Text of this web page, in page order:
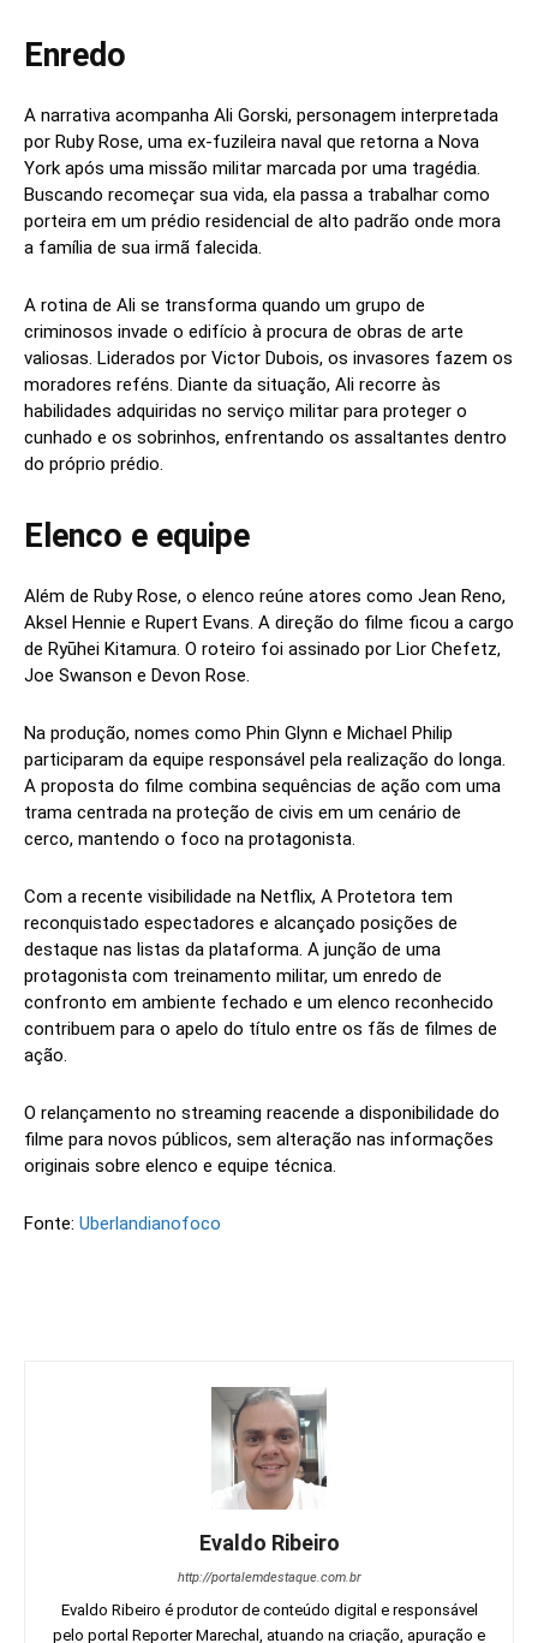
Enredo
A narrativa acompanha Ali Gorski, personagem interpretada
por Ruby Rose, uma ex-fuzileira naval que retorna a Nova
York após uma missão militar marcada por uma tragédia.
Buscando recomeçar sua vida, ela passa a trabalhar como
porteira em um prédio residencial de alto padrão onde mora
a família de sua irmã falecida.
A rotina de Ali se transforma quando um grupo de
criminosos invade o edifício à procura de obras de arte
valiosas. Liderados por Victor Dubois, os invasores fazem os
moradores reféns. Diante da situação, Ali recorre às
habilidades adquiridas no serviço militar para proteger o
cunhado e os sobrinhos, enfrentando os assaltantes dentro
do próprio prédio.
Elenco e equipe
Além de Ruby Rose, o elenco reúne atores como Jean Reno,
Aksel Hennie e Rupert Evans. A direção do filme ficou a cargo
de Ryūhei Kitamura. O roteiro foi assinado por Lior Chefetz,
Joe Swanson e Devon Rose.
Na produção, nomes como Phin Glynn e Michael Philip
participaram da equipe responsável pela realização do longa.
A proposta do filme combina sequências de ação com uma
trama centrada na proteção de civis em um cenário de
cerco, mantendo o foco na protagonista.
Com a recente visibilidade na Netflix, A Protetora tem
reconquistado espectadores e alcançado posições de
destaque nas listas da plataforma. A junção de uma
protagonista com treinamento militar, um enredo de
confronto em ambiente fechado e um elenco reconhecido
contribuem para o apelo do título entre os fãs de filmes de
ação.
O relançamento no streaming reacende a disponibilidade do
filme para novos públicos, sem alteração nas informações
originais sobre elenco e equipe técnica.
Fonte: Uberlandianofoco
Evaldo Ribeiro
http://portalemdestaque.com.br
Evaldo Ribeiro é produtor de conteúdo digital e responsável
pelo portal Reporter Marechal, atuando na criação, apuração e